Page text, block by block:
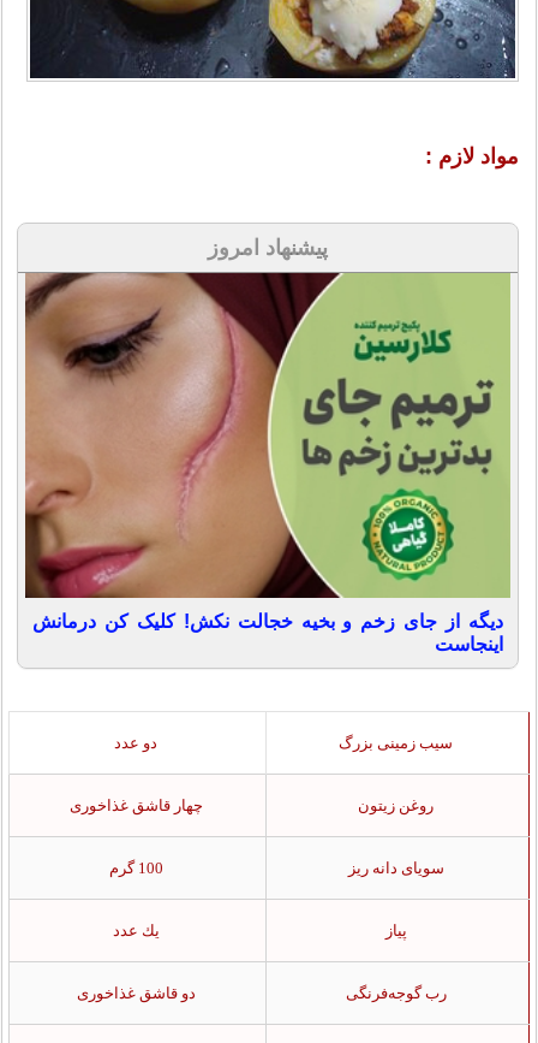
مواد لازم :
پیشنهاد امروز
دیگه از جای زخم و بخیه خجالت نکش! کلیک کن درمانش
اینجاست
سیب زمینی بزرگ دو عدد
روغن زیتون چهار قاشق غذاخوری
سویای دانه ریز
پیاز یك عدد
رب گوجه‌فرنگی دو قاشق غذاخوری